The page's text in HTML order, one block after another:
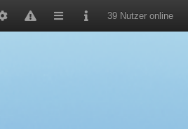
39 Nutzer online